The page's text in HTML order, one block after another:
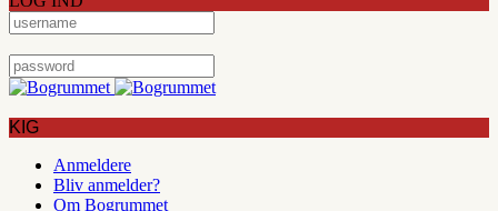
KIG
Anmeldere
Bliv anmelder?
Om Bogrummet